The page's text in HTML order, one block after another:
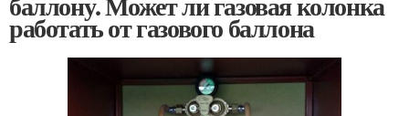
работать от газового баллона